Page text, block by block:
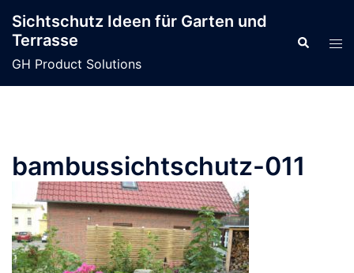
Inhalt
springen
Sichtschutz Ideen für Garten und
Terrasse
GH Product Solutions
Suche
bambussichtschutz-011